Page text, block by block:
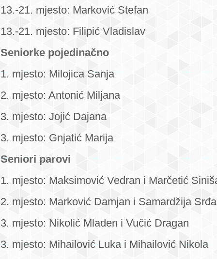
13.-21. mjesto: Marković Stefan
13.-21. mjesto: Filipić Vladislav
Seniorke pojedinačno
1. mjesto: Milojica Sanja
2. mjesto: Antonić Miljana
3. mjesto: Jojić Dajana
3. mjesto: Gnjatić Marija
Seniori parovi
1. mjesto: Maksimović Vedran i Marčetić
2. mjesto: Marković Damjan i Samardžija
3. mjesto: Nikolić Mladen i Vučić Dragan
3. mjesto: Mihailović Luka i Mihailović Nikola